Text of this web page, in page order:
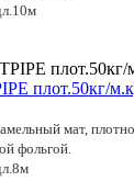
плот.50кг/
мат,
фольгой.